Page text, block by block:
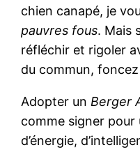
chien canapé, je
pauvres fous. Mais
réfléchir et rigoler
du commun, foncez
Adopter unBerger
comme signer pour
d’énergie,